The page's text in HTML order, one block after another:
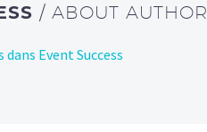
/ ABOUT AUTHOR
Event Success